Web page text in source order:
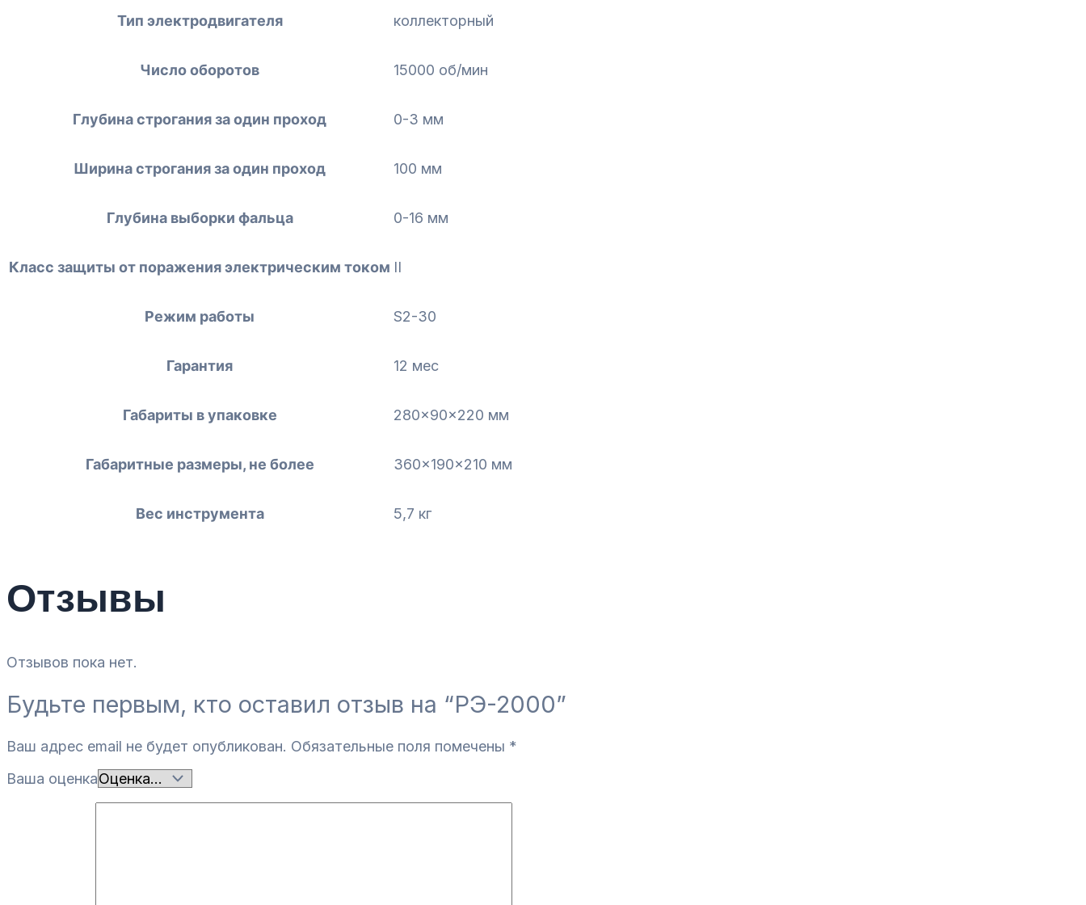
Тип электродвигателя коллекторный
Число оборотов 15000 об/мин
Глубина строгания за один проход 0-3 мм
Ширина строгания за один проход 100 мм
Глубина выборки фальца 0-16 мм
Класс защиты от поражения электрическим током II
Режим работы S2-30
Гарантия 12 мес
Габариты в упаковке 280x90x220 мм
Габаритные размеры, не более 360x190x210 мм
Вес инструмента 5,7 кг
Отзывы
Отзывов пока нет.
Будьте первым, кто оставил отзыв на “РЭ-2000”
Ваш адрес email не будет опубликован. Обязательные поля помечены *
Ваша оценка